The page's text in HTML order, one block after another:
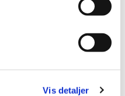
Vis detaljer